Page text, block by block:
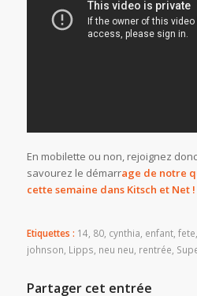
En mobilette ou non, rejoignez
savourez le démarrage de notre
cette semaine dans Kitsch et Net !
Etiquettes : 14, 80, cynthia enfant, fete
johnson Lipps neu neu rentrée
Partager cet entrée